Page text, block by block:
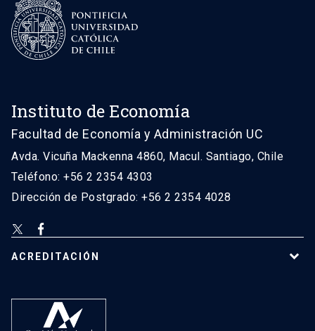
Instituto de Economía
Facultad de Economía y Administración UC
Avda. Vicuña Mackenna 4860, Macul. Santiago, Chile
Teléfono: +56 2 2354 4303
Dirección de Postgrado: +56 2 2354 4028
ACREDITACIÓN